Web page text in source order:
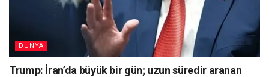
DÜNYA
Trump: İran’da büyük bir gün; uzun süredir aranan